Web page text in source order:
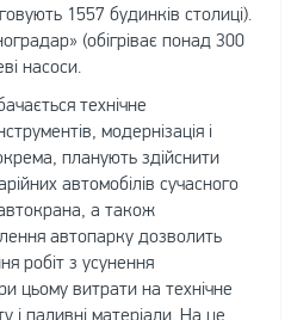
1557 будинків столиці).
(обігріває понад 300
насоси.
технічне
модернізація і
планують здійснити
автомобілів сучасного
а також
автопарку дозволить
робіт з усунення
цьому витрати на технічне
і паливні матеріали. На це